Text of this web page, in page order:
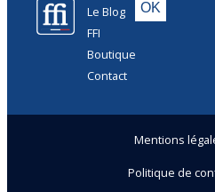
Le Blog
FFI
Boutique
Contact
Mentions
Politique de